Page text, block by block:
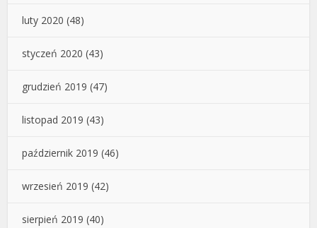
luty 2020 (48)
styczeń 2020 (43)
grudzień 2019 (47)
listopad 2019 (43)
październik 2019 (46)
wrzesień 2019 (42)
sierpień 2019 (40)